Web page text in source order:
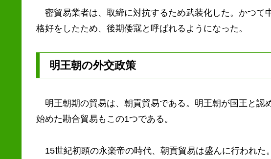
密貿易業者は、取締に対抗するため武装化した。かつて
格好をしたため、後期倭寇と呼ばれるようになった。
明王朝の外交政策
明王朝期の貿易は、朝貢貿易である。明王朝が国王と認
始めた勘合貿易もこの1つである。
15世紀初頭の永楽帝の時代、朝貢貿易は盛んに行われた。